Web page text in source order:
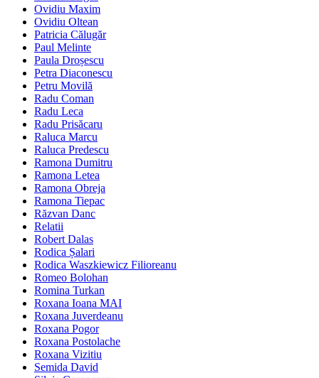
Ovidiu Maxim
Ovidiu Oltean
Patricia Călugăr
Paul Melinte
Paula Droșescu
Petra Diaconescu
Petru Movilă
Radu Coman
Radu Leca
Radu Prisăcaru
Raluca Marcu
Raluca Predescu
Ramona Dumitru
Ramona Letea
Ramona Obreja
Ramona Tiepac
Răzvan Danc
Relatii
Robert Dalas
Rodica Șalari
Rodica Waszkiewicz Filioreanu
Romeo Bolohan
Romina Turkan
Roxana Ioana MAI
Roxana Juverdeanu
Roxana Pogor
Roxana Postolache
Roxana Vizitiu
Semida David